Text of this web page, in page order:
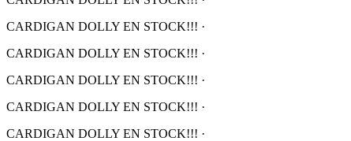
CARDIGAN DOLLY EN STOCK!!! ·
CARDIGAN DOLLY EN STOCK!!! ·
CARDIGAN DOLLY EN STOCK!!! ·
CARDIGAN DOLLY EN STOCK!!! ·
CARDIGAN DOLLY EN STOCK!!! ·